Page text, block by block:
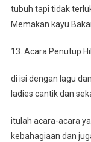
tubuh tapi tidak
Memakan kayu
13. Acara Penutup
di isi dengan lagu
ladies cantik dan
itulah acara-acara
kebahagiaan dan